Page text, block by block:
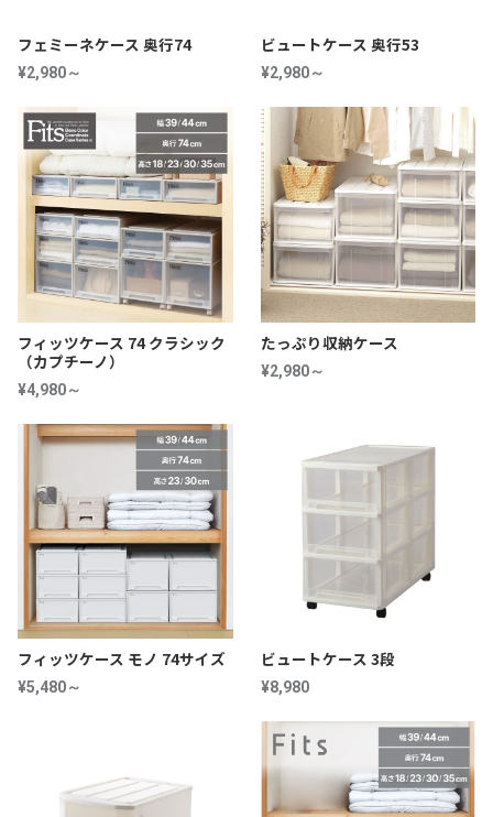
フェミーネケース 奥行74
¥2,980～
ビュートケース 奥行53
¥2,980～
フィッツケース 74 クラシック
（カプチーノ）
¥4,980～
たっぷり収納ケース
¥2,980～
フィッツケース モノ 74サイズ
¥5,480～
ビュートケース 3段
¥8,980